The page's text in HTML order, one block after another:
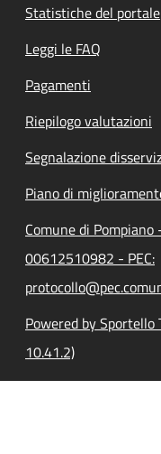
Statistiche del portale
Leggi le FAQ
Pagamenti
Riepilogo valutazioni
Segnalazione
Piano di
Comune di
00612510982 - PEC:
Powered by Sportello
10.41.2)